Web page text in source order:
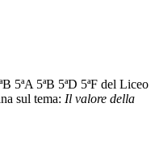
5ªA 5ªB 5ªD 5ªF del Liceo
sul tema: Il valore della